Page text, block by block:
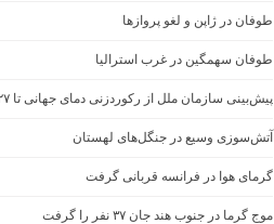
طوفان در ژاپن و لغو پروازها
طوفان سهمگین در غرب استرالیا
پیش‌بینی سازمان ملل از رکوردزنی دمای جهانی تا ۲۰۲۷
آتش‌سوزی وسیع در جنگل‌های لهستان
گرمای هوا در فرانسه قربانی گرفت
موج گرما در جنوب هند جان ۳۷ نفر را گرفت